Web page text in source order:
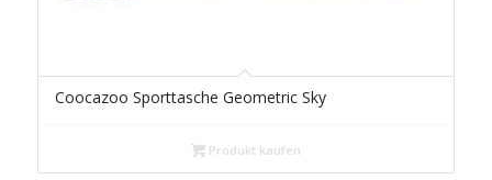
Coocazoo Sporttasche Geometric Sky
Produkt kaufen